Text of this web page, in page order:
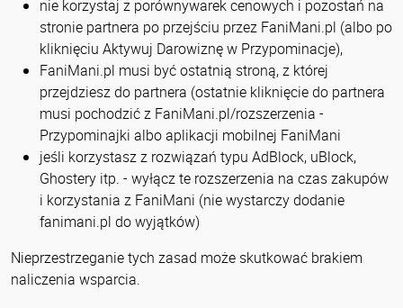
nie korzystaj z porównywarek cenowych i pozostań na
stronie partnera po przejściu przez FaniMani.pl (albo po
kliknięciu Aktywuj Darowiznę w Przypominacje),
FaniMani.pl musi być ostatnią stroną, z której
przejdziesz do partnera (ostatnie kliknięcie do partnera
musi pochodzić z FaniMani.pl/rozszerzenia -
Przypominajki albo aplikacji mobilnej FaniMani
jeśli korzystasz z rozwiązań typu AdBlock, uBlock,
Ghostery itp. - wyłącz te rozszerzenia na czas zakupów
i korzystania z FaniMani (nie wystarczy dodanie
fanimani.pl do wyjątków)
Nieprzestrzeganie tych zasad może skutkować brakiem
naliczenia wsparcia.